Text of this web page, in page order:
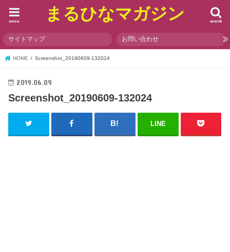
まるひなマガジン search
menu
サイトマップ お問い合わせ
HOME Screenshot_20190609-132024
2019.06.09
Screenshot_20190609-132024
LINE